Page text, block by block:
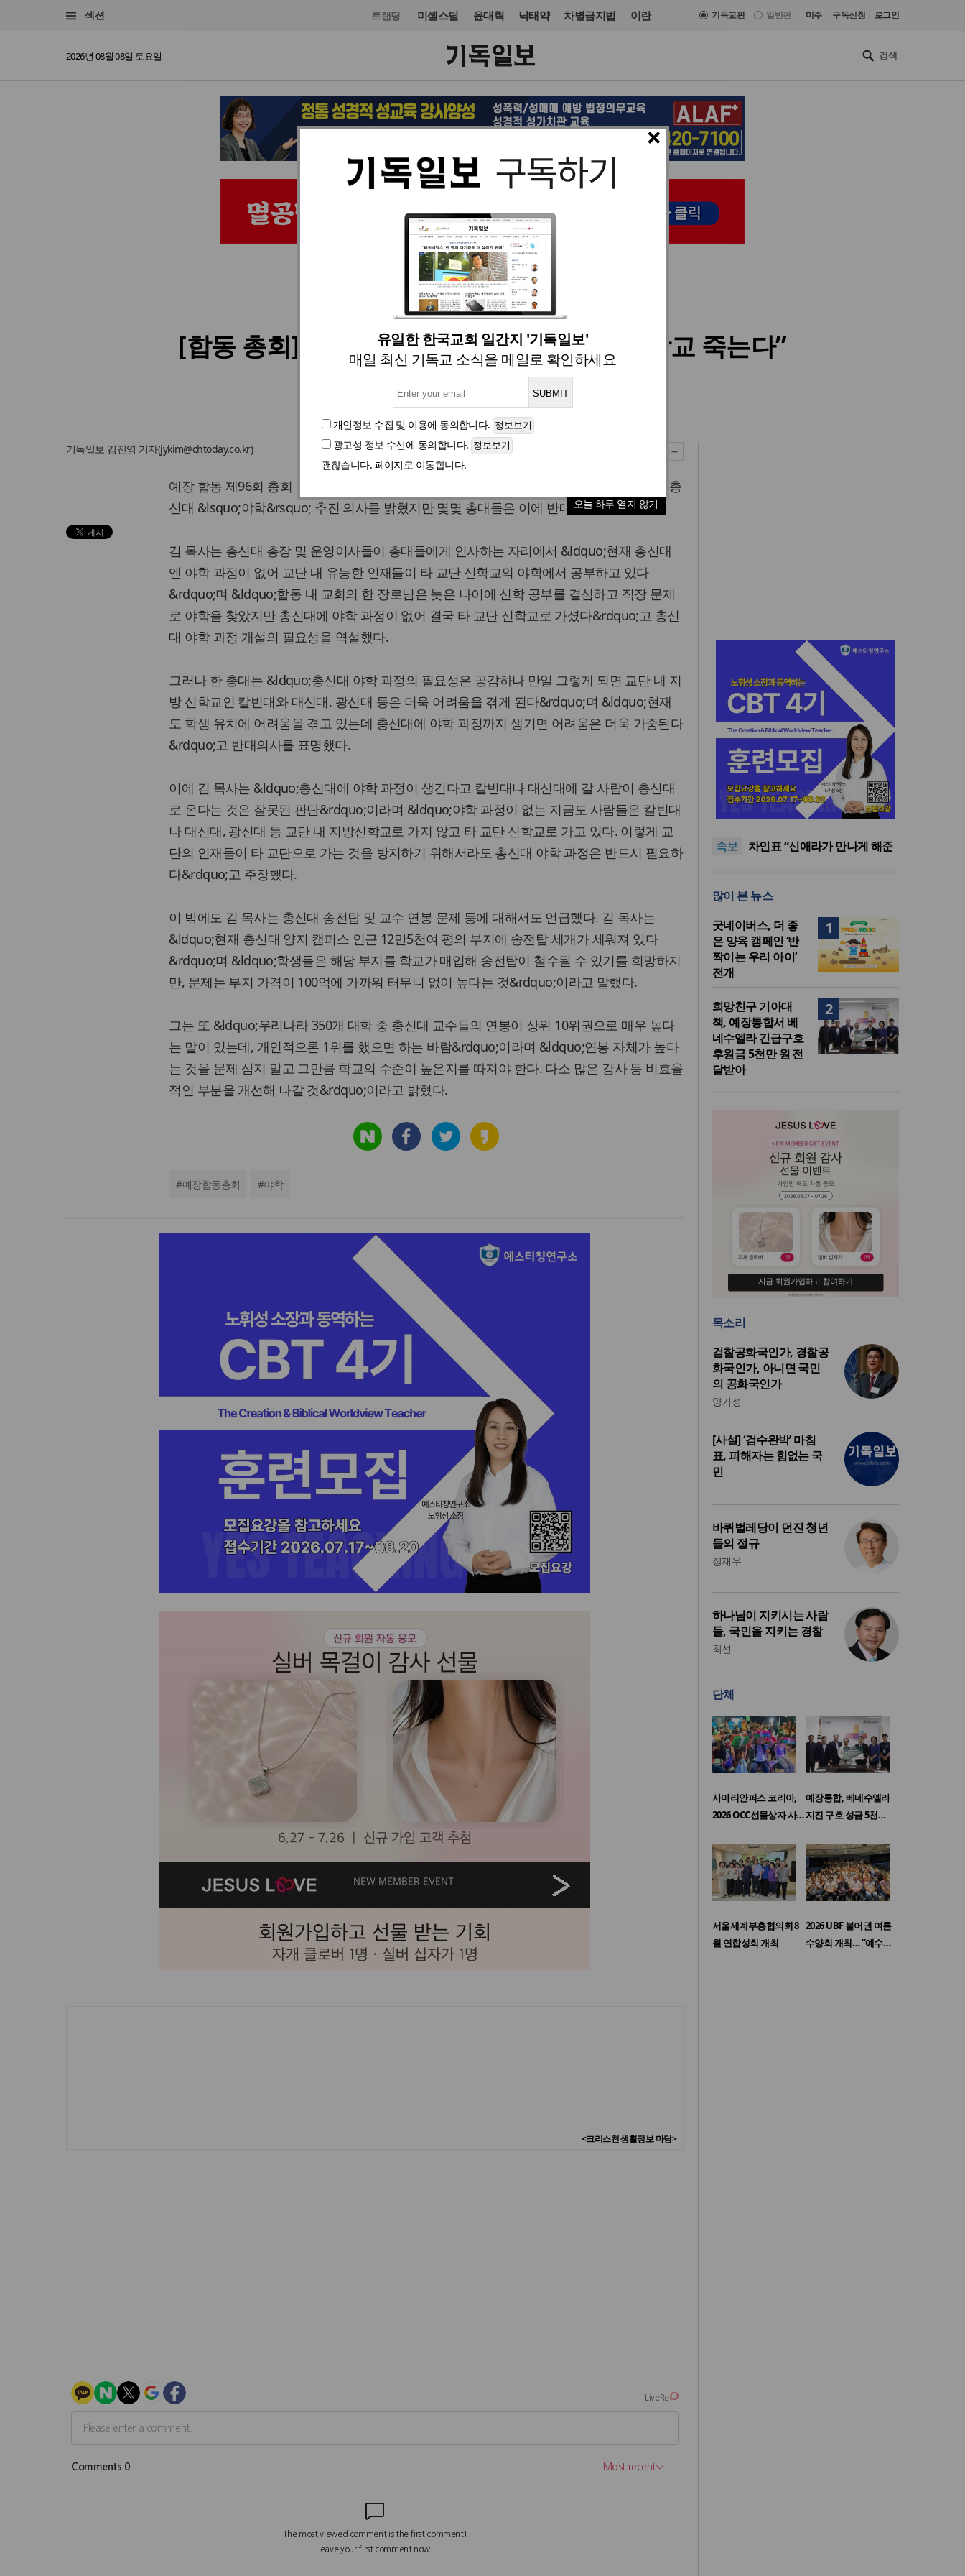
섹션 트랜딩 미셸스틸 윤대혁 낙태약 차별금지법 이란 기독교판 일반판 미주 구독신청 로그인
2026년 08월 08일 토요일
×
유일한 한국교회 일간지 '기독일보'
매일 최신 기독교 소식을 메일로 확인하세요
개인정보 수집 및 이용에 동의합니다.
광고성 정보 수신에 동의합니다.
괜찮습니다. 페이지로 이동합니다.
오늘 하루 열지 않기
입력 2011. 09. 22 14:19
[합동 총회] “총신대 야학 필요” VS “지방 신학교 죽는다”
재단이사장 김영우 목사, 야학 추진 의사 밝혀
기독일보 김진영 기자(jykim@chtoday.co.kr)
예장 합동 제96회 총회 둘째날인 20일 사무처리에서 총신대학교 재단이사장 김영우 목사가 총
신대 &lsquo;야학&rsquo; 추진 의사를 밝혔지만 몇몇 총대들은 이에 반대했다.
김 목사는 총신대 총장 및 운영이사들이 총대들에게 인사하는 자리에서 &ldquo;현재 총신대
엔 야학 과정이 없어 교단 내 유능한 인재들이 타 교단 신학교의 야학에서 공부하고 있다
&rdquo;며 &ldquo;합동 내 교회의 한 장로님은 늦은 나이에 신학 공부를 결심하고 직장 문제
로 야학을 찾았지만 총신대에 야학 과정이 없어 결국 타 교단 신학교로 가셨다&rdquo;고 총신
대 야학 과정 개설의 필요성을 역설했다.
그러나 한 총대는 &ldquo;총신대 야학 과정의 필요성은 공감하나 만일 그렇게 되면 교단 내 지
방 신학교인 칼빈대와 대신대, 광신대 등은 더욱 어려움을 겪게 된다&rdquo;며 &ldquo;현재
도 학생 유치에 어려움을 겪고 있는데 총신대에 야학 과정까지 생기면 어려움은 더욱 가중된다
&rdquo;고 반대의사를 표명했다.
이에 김 목사는 &ldquo;총신대에 야학 과정이 생긴다고 칼빈대나 대신대에 갈 사람이 총신대
로 온다는 것은 잘못된 판단&rdquo;이라며 &ldquo;야학 과정이 없는 지금도 사람들은 칼빈대
나 대신대, 광신대 등 교단 내 지방신학교로 가지 않고 타 교단 신학교로 가고 있다. 이렇게 교
단의 인재들이 타 교단으로 가는 것을 방지하기 위해서라도 총신대 야학 과정은 반드시 필요하
다&rdquo;고 주장했다.
이 밖에도 김 목사는 총신대 송전탑 및 교수 연봉 문제 등에 대해서도 언급했다. 김 목사는
&ldquo;현재 총신대 양지 캠퍼스 인근 12만5천여 평의 부지에 송전탑 세개가 세워져 있다
&rdquo;며 &ldquo;학생들은 해당 부지를 학교가 매입해 송전탑이 철수될 수 있기를 희망하지
만, 문제는 부지 가격이 100억에 가까워 터무니 없이 높다는 것&rdquo;이라고 말했다.
그는 또 &ldquo;우리나라 350개 대학 중 총신대 교수들의 연봉이 상위 10위권으로 매우 높다
는 말이 있는데, 개인적으론 1위를 했으면 하는 바람&rdquo;이라며 &ldquo;연봉 자체가 높다
는 것을 문제 삼지 말고 그만큼 학교의 수준이 높은지를 따져야 한다. 다소 많은 강사 등 비효율
적인 부분을 개선해 나갈 것&rdquo;이라고 밝혔다.
#예장합동총회 #야학
<크리스천 생활정보 마당>
속보
올리벳대학교, 120만 평 리버사
이드 대학 캠퍼스 영구 사용 승
세계로교회 손현보 목사, 백악
표회장 이·취임식 열려
차인표 “신애라가 만나게 해준
이드 대학 캠퍼스 영구 사용 승
인… 장기 개발 기반 확보
세계로교회 손현보 목사, 백악
관에서 트럼프 대통령 접견
많이 본 뉴스
1
굿네이버스, 더 좋
은 양육 캠페인 ‘반
짝이는 우리 아이’
전개
2
희망친구 기아대
책, 예장통합서 베
네수엘라 긴급구호
후원금 5천만 원 전
달받아
목소리
검찰공화국인가, 경찰공
화국인가, 아니면 국민
의 공화국인가
양기성
[사설] ‘검수완박’ 마침
표, 피해자는 힘없는 국
민
바퀴벌레당이 던진 청년
들의 절규
정재우
하나님이 지키시는 사람
들, 국민을 지키는 경찰
최선
단체
사마리안퍼스 코리아,
2026 OCC선물상자 사…
예장통합, 베네수엘라
지진 구호 성금 5천…
서울세계부흥협의회 8
월 연합성회 개최
2026 UBF 불어권 여름
수양회 개최… “예수…